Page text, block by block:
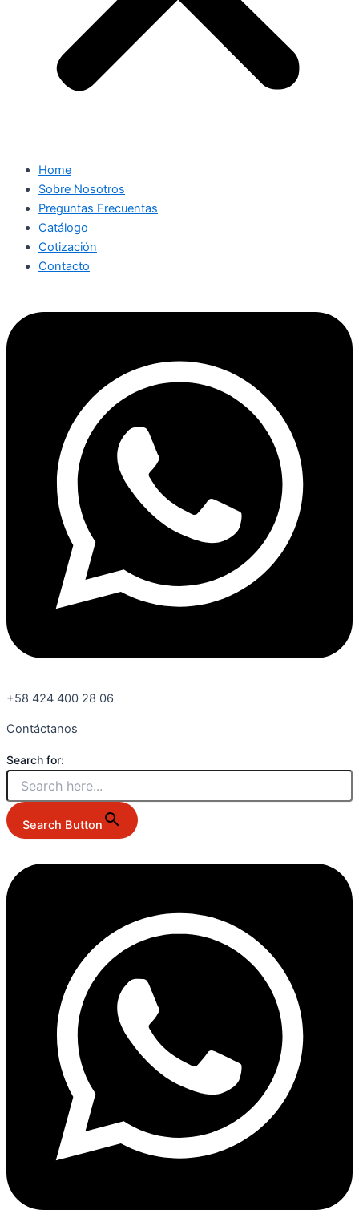
Home
Sobre Nosotros
Preguntas Frecuentas
Catálogo
Cotización
Contacto
+58 424 400 28 06
Contáctanos
Search for:
Search Button